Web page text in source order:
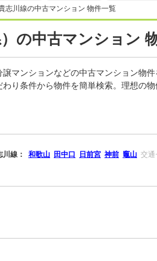
志川線の中古マンション 物件一覧
の中古マンション
マンションなどの中古マンション物
り条件から物件を簡単検索。理想の
線： 和歌山 田中口 日前宮 神前 竈山 交通